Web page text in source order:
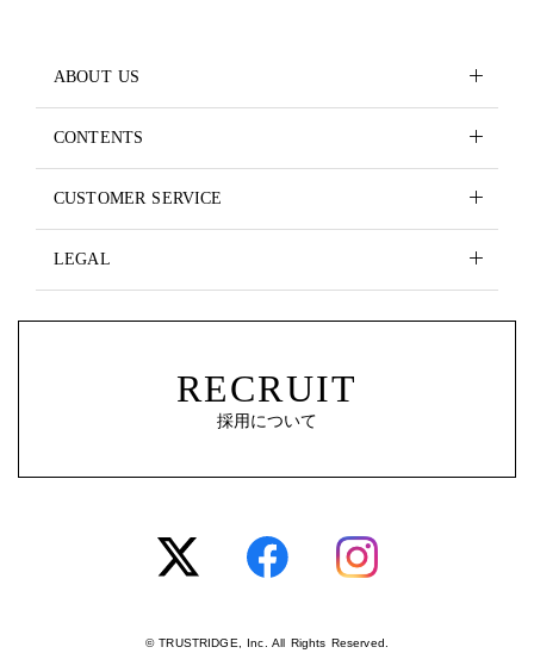
ABOUT US
CONTENTS
CUSTOMER SERVICE
LEGAL
RECRUIT
採用について
© TRUSTRIDGE, Inc. All Rights Reserved.